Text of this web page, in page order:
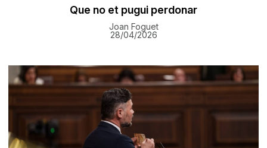
Que no et pugui perdonar
Joan Foguet
28/04/2026